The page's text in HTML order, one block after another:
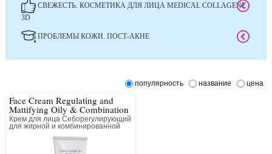
СВЕЖЕСТЬ. КОСМЕТИКА ДЛЯ ЛИЦА MEDICAL COLLAGENE
3D
ПРОБЛЕМЫ КОЖИ. ПОСТ-АКНЕ
популярность название цена
Face Cream Regulating and
Mattifying Oily & Combination
Skin
Крем для лица Себорегулирующий
для жирной и комбинированной